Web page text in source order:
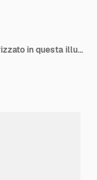
Un gatto con una faccia colorata è caratterizzato in questa illustrazione da persona